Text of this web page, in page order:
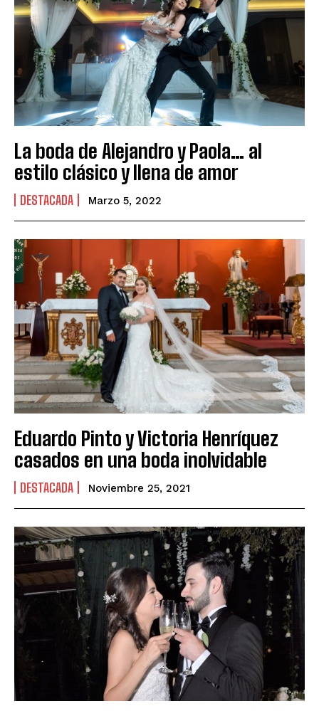
La boda de Alejandro y Paola… al
estilo clásico y llena de amor
DESTACADA Marzo 5, 2022
Eduardo Pinto y Victoria Henríquez
casados en una boda inolvidable
DESTACADA Noviembre 25, 2021